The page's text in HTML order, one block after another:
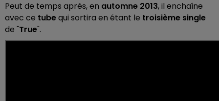
Peut de temps après, en automne 2013, il enchaîne
avec ce tubequi sortira en étant le troisième single
de "True".